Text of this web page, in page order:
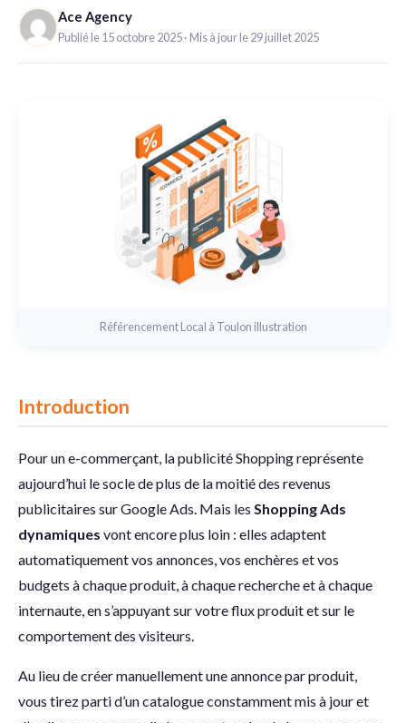
6. Créer un rapport de performance granulaire
7. Étendre votre stratégie cross-plateforme
Ace Agency
Publié le 15 octobre 2025 Mis à jour le 29 juillet 2025
Référencement Local à Toulon illustration
Introduction
Pour un e-commerçant, la publicité Shopping représente
aujourd’hui le socle de plus de la moitié des revenus
publicitaires sur Google Ads. Mais les ShoppingAds
dynamiques vont encore plus loin : elles adaptent
automatiquement vos annonces, vos enchères et vos
budgets à chaque produit, à chaque recherche et à chaque
internaute, en s’appuyant sur votre flux produit et sur le
comportement des visiteurs.
Au lieu de créer manuellement une annonce par produit,
vous tirez parti d’un catalogue constamment mis à jour et